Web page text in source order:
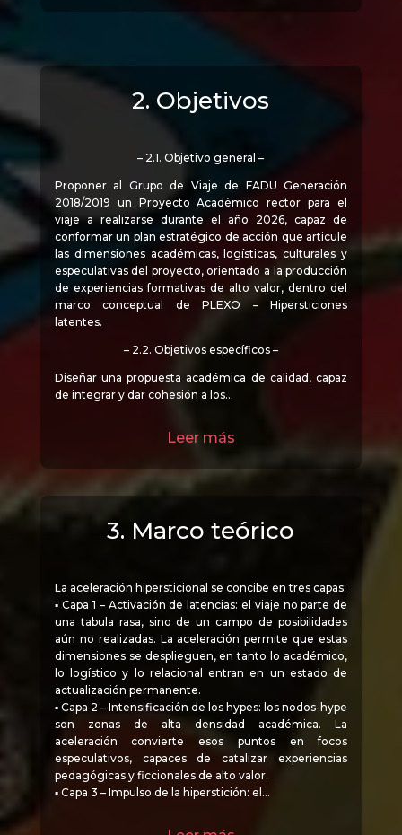
2. Objetivos
– 2.1. Objetivo general –
Proponer al Grupo de Viaje de FADU Generación
2018/2019 un Proyecto Académico rector para el
viaje a realizarse durante el año 2026, capaz de
conformar un plan estratégico de acción que articule
las dimensiones académicas, logísticas, culturales y
especulativas del proyecto, orientado a la producción
de experiencias formativas de alto valor, dentro del
marco conceptual de PLEXO – Hipersticiones
latentes.
– 2.2. Objetivos específicos –
Diseñar una propuesta académica de calidad, capaz
de integrar y dar cohesión a los…
Leer más
3. Marco teórico
La aceleración hipersticional se concibe en tres capas:
▪ Capa 1 – Activación de latencias: el viaje no parte de
una tabula rasa, sino de un campo de posibilidades
aún no realizadas. La aceleración permite que estas
dimensiones se desplieguen, en tanto lo académico,
lo logístico y lo relacional entran en un estado de
actualización permanente.
▪ Capa 2 – Intensificación de los hypes: los nodos-hype
son zonas de alta densidad académica. La
aceleración convierte esos puntos en focos
especulativos, capaces de catalizar experiencias
pedagógicas y ficcionales de alto valor.
▪ Capa 3 – Impulso de la hiperstición: el…